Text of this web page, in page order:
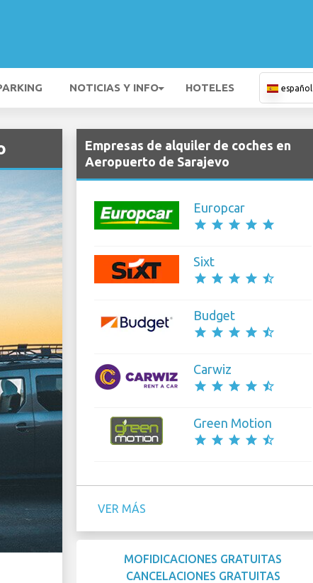
NOTICIAS Y INFO HOTELES español
Empresas de alquiler de coches en
Aeropuerto de Sarajevo
Europcar
star star star star star
Sixt
star star star star star_half
Budget
star star star star star_half
Carwiz
star star star star star_half
Green Motion
star star star star star_half
VER MÁS
MOFIDICACIONES GRATUITAS
CANCELACIONES GRATUITAS